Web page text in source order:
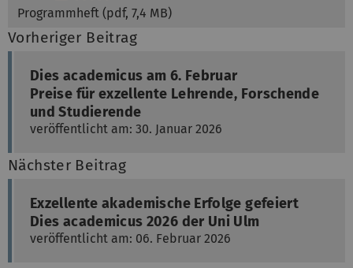
Programmheft (pdf, 7,4 MB)
Vorheriger Beitrag
Dies academicus am 6. Februar
Preise für exzellente Lehrende, Forschende
und Studierende
veröffentlicht am: 30. Januar 2026
Nächster Beitrag
Exzellente akademische Erfolge gefeiert
Dies academicus 2026 der Uni Ulm
veröffentlicht am: 06. Februar 2026